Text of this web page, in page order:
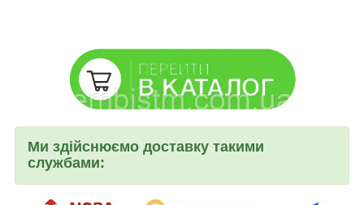
Ми здійснюємо доставку такими
службами: